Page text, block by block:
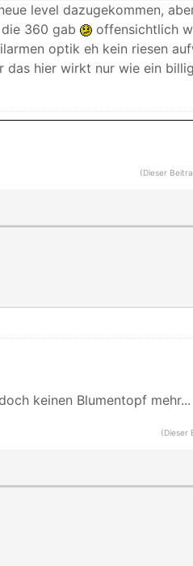
level dazugekommen,
360 gab
offensichtlich
optik eh kein riesen
hier wirkt nur wie ein
(Dieser
keinen Blumentopf mehr...
(Dieser